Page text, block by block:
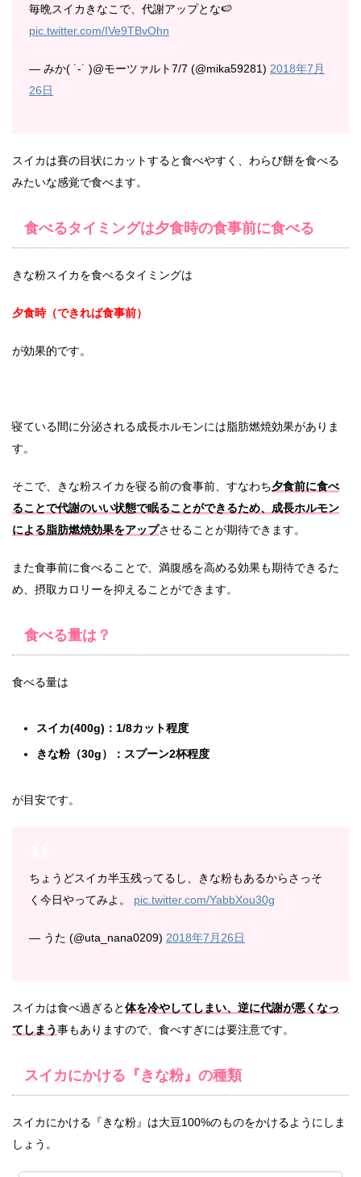
毎晩スイカきなこで、代謝アップとな🍉
pic.twitter.com/IVe9TBvOhn
— みか( ˙-˙ )@モーツァルト7/7 (@mika59281) 2018年7月
26日
スイカは賽の目状にカットすると食べやすく、わらび餅を食べる
みたいな感覚で食べます。
食べるタイミングは夕食時の食事前に食べる
きな粉スイカを食べるタイミングは
夕食時（できれば食事前）
が効果的です。
寝ている間に分泌される成長ホルモンには脂肪燃焼効果がありま
す。
そこで、きな粉スイカを寝る前の食事前、すなわち夕食前に食べ
ることで代謝のいい状態で眠ることができるため、成長ホルモン
による脂肪燃焼効果をアップさせることが期待できます。
また食事前に食べることで、満腹感を高める効果も期待できるた
め、摂取カロリーを抑えることができます。
食べる量は？
食べる量は
スイカ(400g)：1/8カット程度
きな粉（30g）：スプーン2杯程度
が目安です。
ちょうどスイカ半玉残ってるし、きな粉もあるからさっそ
く今日やってみよ。 pic.twitter.com/YabbXou30g
— うた (@uta_nana0209) 2018年7月26日
スイカは食べ過ぎると体を冷やしてしまい、逆に代謝が悪くなっ
てしまう事もありますので、食べすぎには要注意です。
スイカにかける『きな粉』の種類
スイカにかける『きな粉』は大豆100%のものをかけるようにしま
しょう。